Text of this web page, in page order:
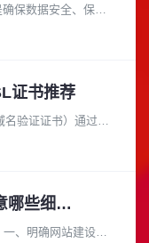
保数据安全、保护
信的相关要求，开
证书推荐
验证证书）通过验
单的SSLTLS 证书
公司集团企业网站建设需要注意哪些细节？
、明确网站建设目